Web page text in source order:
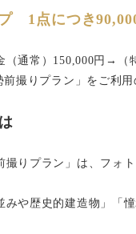
1点につき
通常）150,000円→（
撮りプラン」をご利
撮りプラン」は、フォ
みや歴史的建造物」「